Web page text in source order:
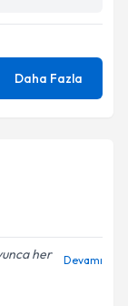
Daha Fazla
her
Devamı